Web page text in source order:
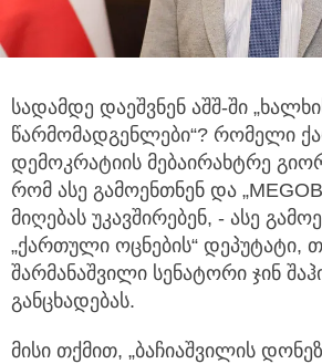
სადამდე დაეშვნენ აშშ-ში
წარმომადგენლები“? რომელი
დემოკრატიის მებაირახტრე
რომ ასე გამოენთნენ და
მიღებას უკავშირებენ, - ასე
„ქართული ოცნების“ დეპუტატი,
შარმანაშვილი სენატორი ჯინ
განცხადებას.
მისი თქმით, „ბაჩიაშვილის